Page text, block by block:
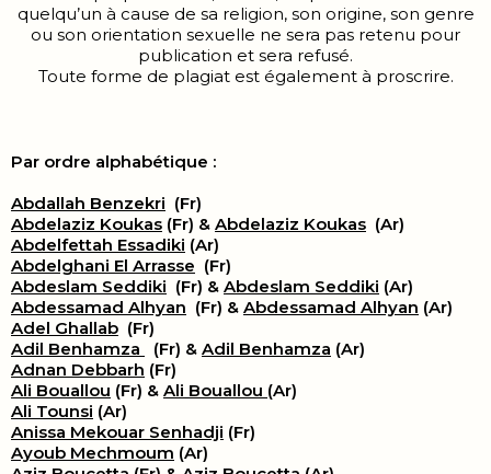
quelqu’un à cause de sa religion, son origine, son genre
ou son orientation sexuelle ne sera pas retenu pour
publication et sera refusé.
Toute forme de plagiat est également à proscrire.
Par ordre alphabétique :
Abdallah Benzekri (Fr)
Abdelaziz Koukas (Fr) & Abdelaziz Koukas (Ar)
Abdelfettah Essadiki (Ar)
Abdelghani El Arrasse (Fr)
Abdeslam Seddiki (Fr) & Abdeslam Seddiki (Ar)
Abdessamad Alhyan (Fr) & Abdessamad Alhyan (Ar)
Adel Ghallab (Fr)
Adil Benhamza
(Fr) & Adil Benhamza (Ar)
Adnan Debbarh (Fr)
Ali Bouallou (Fr) & Ali Bouallou (Ar)
Ali Tounsi (Ar)
Anissa Mekouar Senhadji (Fr)
Ayoub Mechmoum (Ar)